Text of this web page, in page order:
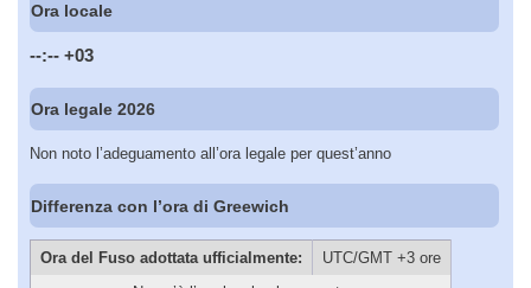
Ora locale
--:-- +03
Ora legale 2026
Non noto l’adeguamento all’ora legale per quest’anno
Differenza con l’ora di Greewich
Ora del Fuso adottata ufficialmente:
UTC/GMT +3 ore